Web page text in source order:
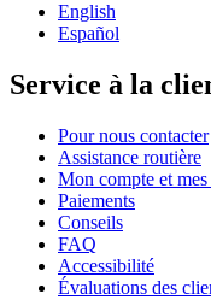
English
Español
Service à la
Pour nous contacter
Assistance routière
Mon compte et
Paiements
Conseils
FAQ
Accessibilité
Évaluations des